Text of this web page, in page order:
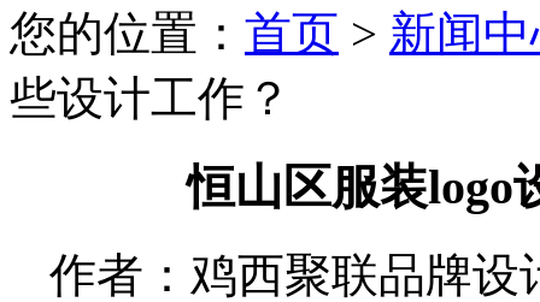
您的位置： 首页 > 新闻
些设计工作？
恒山区服装logo
作者：鸡西聚联品牌设